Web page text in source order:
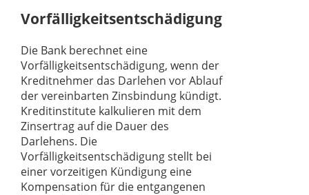
Vorfälligkeitsentschädigung
Die Bank berechnet eine
Vorfälligkeitsentschädigung, wenn der
Kreditnehmer das Darlehen vor Ablauf
der vereinbarten Zinsbindung kündigt.
Kreditinstitute kalkulieren mit dem
Zinsertrag auf die Dauer des
Darlehens. Die
Vorfälligkeitsentschädigung stellt bei
einer vorzeitigen Kündigung eine
Kompensation für die entgangenen